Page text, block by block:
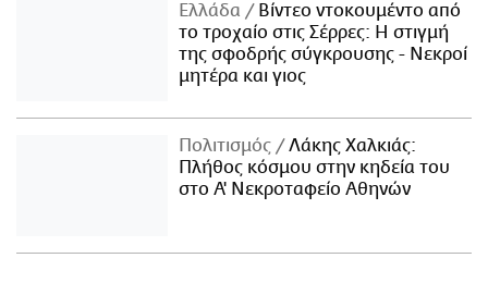
Ελλάδα
Βίντεο ντοκουμέντο από
το τροχαίο στις Σέρρες: Η στιγμή
της σφοδρής σύγκρουσης - Νεκροί
μητέρα και γιος
Πολιτισμός
Λάκης Χαλκιάς:
Πλήθος κόσμου στην κηδεία του
στο Α' Νεκροταφείο Αθηνών